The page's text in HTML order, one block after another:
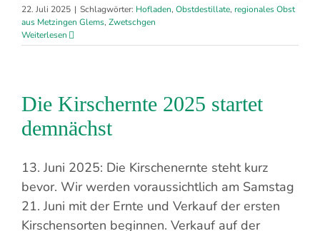
22. Juli 2025 | Schlagwörter: Hofladen, Obstdestillate, regionales Obst
aus Metzingen Glems, Zwetschgen
Weiterlesen
Die Kirschernte 2025 startet
demnächst
13. Juni 2025: Die Kirschenernte steht kurz
bevor. Wir werden voraussichtlich am Samstag
21. Juni mit der Ernte und Verkauf der ersten
Kirschensorten beginnen. Verkauf auf der